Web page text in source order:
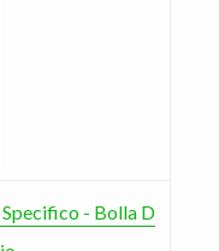
- Bolla D